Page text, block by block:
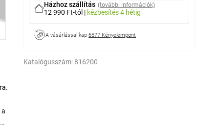
Házhoz szállítás (további információk)
12 990 Ft-tól | kézbesítés4 hétig
A vásárlással kap 6577 Kényelempont
Katalógusszám: 816200